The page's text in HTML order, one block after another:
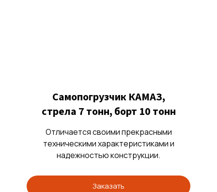
Самопогрузчик КАМАЗ,
стрела 7 тонн, борт 10 тонн
Отличается своими прекрасными
техническими характеристиками и
надежностью конструкции.
Заказать